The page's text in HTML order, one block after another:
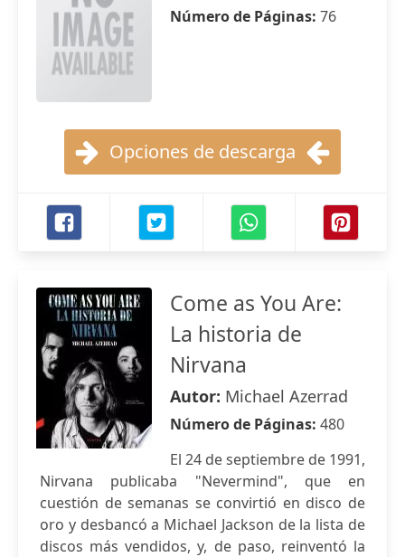
Número de Páginas: 76
Opciones de descarga
Come as You Are:
La historia de
Nirvana
Autor: Michael Azerrad
Número de Páginas: 480
El 24 de septiembre de 1991,
Nirvana publicaba "Nevermind", que en
cuestión de semanas se convirtió en disco de
oro y desbancó a Michael Jackson de la lista de
discos más vendidos, y, de paso, reinventó la